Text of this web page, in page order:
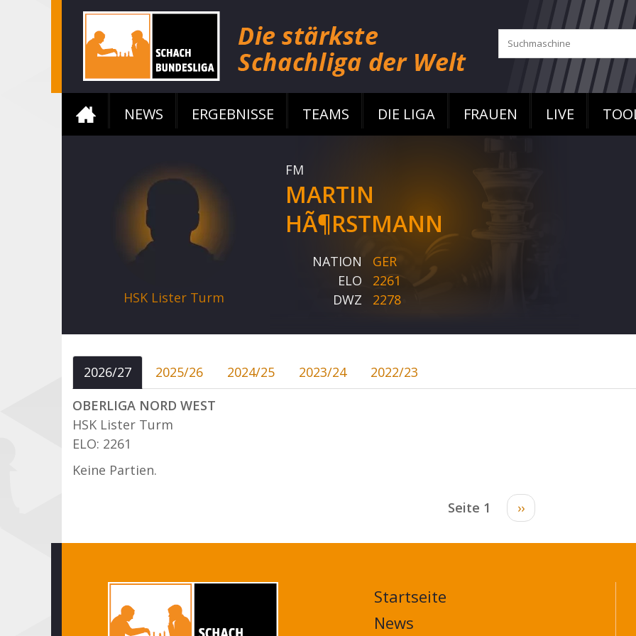
NEWS ERGEBNISSE TEAMS DIE LIGA FRAUEN LIVE
HSK Lister Turm
FM
MARTIN
HÃ¶RSTMANN
NATION
GER
ELO
2261
DWZ
2278
2026/27 2025/26 2024/25 2023/24
2022/23
OBERLIGA NORD WEST
HSK Lister Turm
ELO: 2261
Keine Partien.
Seite 1
Nächste
Seite
››
MAIN
NAVIGATION
FOOTER
Startseite
News